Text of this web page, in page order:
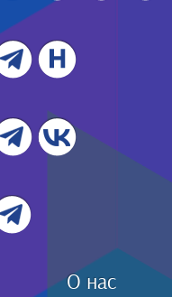
О нас